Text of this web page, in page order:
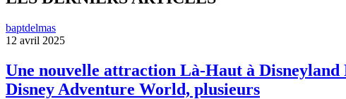
baptdelmas
12 avril 2025
Une nouvelle attraction Là-Haut à Disneyland
Disney Adventure World, plusieurs